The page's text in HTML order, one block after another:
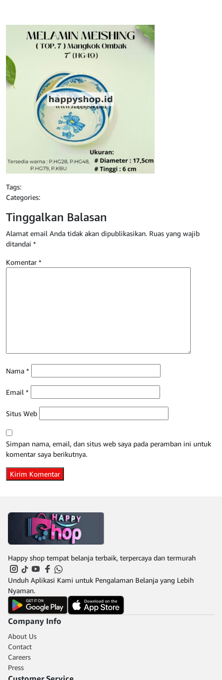
Tags:
Categories:
Tinggalkan Balasan
Alamat email Anda tidak akan dipublikasikan. Ruas yang wajib
ditandai *
Komentar *
Nama *
Email *
Situs Web
Simpan nama, email, dan situs web saya pada peramban ini untuk
komentar saya berikutnya.
Happy shop tempat belanja terbaik, terpercaya dan termurah
Unduh Aplikasi Kami untuk Pengalaman Belanja yang Lebih
Nyaman.
Company Info
About Us
Contact
Careers
Press